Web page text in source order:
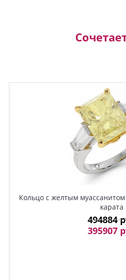
Кольцо с желтым
карата
494884
395907